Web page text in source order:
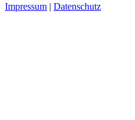
Impressum | Datenschutz